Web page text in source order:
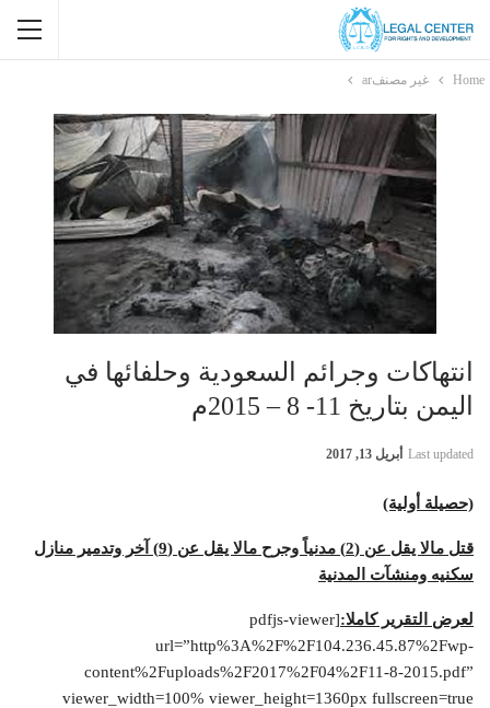
Home غير مصنفar
انتهاكات وجرائم السعودية وحلفائها في
اليمن بتاريخ 11- 8 – 2015م
Last updated أبريل 13, 2017
(حصيلة أولية)
قتل مالا يقل عن (2) مدنياً وجرح مالا يقل عن (9) آخر وتدمير منازل
سكنيه ومنشآت المدنية
لعرض التقرير كاملا: [pdfjs-viewer
url=”http%3A%2F%2F104.236.45.87%2Fwp-
content%2Fuploads%2F2017%2F04%2F11-8-2015.pdf”
viewer_width=100% viewer_height=1360px fullscreen=true